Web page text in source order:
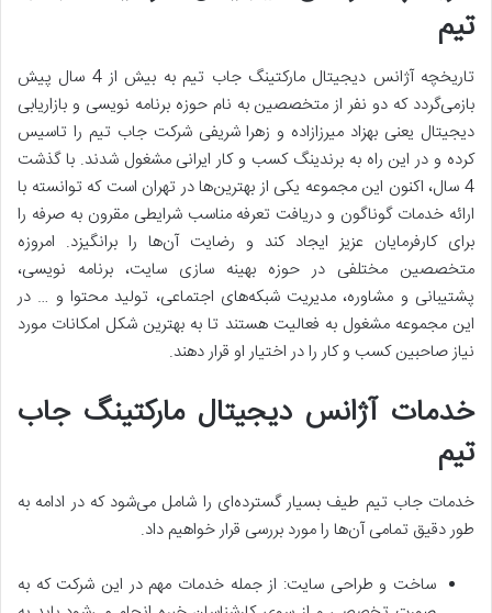
تیم
تاریخچه آژانس دیجیتال مارکتینگ جاب تیم به بیش از 4 سال پیش
بازمی‌گردد که دو نفر از متخصصین به نام حوزه برنامه نویسی و بازاریابی
دیجیتال یعنی بهزاد میرزازاده و زهرا شریفی شرکت جاب تیم را تاسیس
کرده و در این راه به برندینگ کسب و کار ایرانی مشغول شدند. با گذشت
4 سال، اکنون این مجموعه یکی از بهترین‌ها در تهران است که توانسته با
ارائه خدمات گوناگون و دریافت تعرفه مناسب شرایطی مقرون به صرفه را
برای کارفرمایان عزیز ایجاد کند و رضایت آن‌ها را برانگیزد. امروزه
متخصصین مختلفی در حوزه بهینه سازی سایت، برنامه نویسی،
پشتیبانی و مشاوره، مدیریت شبکه‌های اجتماعی، تولید محتوا و … در
این مجموعه مشغول به فعالیت هستند تا به بهترین شکل امکانات مورد
نیاز صاحبین کسب و کار را در اختیار او قرار دهند.
خدمات آژانس دیجیتال مارکتینگ جاب
تیم
خدمات جاب تیم طیف بسیار گسترده‌ای را شامل می‌شود که در ادامه به
طور دقیق تمامی آن‌ها را مورد بررسی قرار خواهیم داد.
ساخت و طراحی سایت: از جمله خدمات مهم در این شرکت که به